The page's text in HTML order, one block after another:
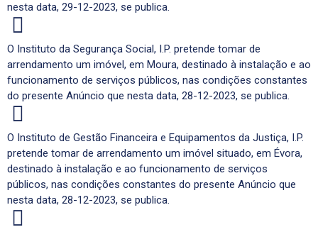
nesta data, 29-12-2023, se publica.
O Instituto da Segurança Social, I.P. pretende tomar de
arrendamento um imóvel, em Moura, destinado à instalação e ao
funcionamento de serviços públicos, nas condições constantes
do presente Anúncio que nesta data, 28-12-2023, se publica.
O Instituto de Gestão Financeira e Equipamentos da Justiça, I.P.
pretende tomar de arrendamento um imóvel situado, em Évora,
destinado à instalação e ao funcionamento de serviços
públicos, nas condições constantes do presente Anúncio que
nesta data, 28-12-2023, se publica.